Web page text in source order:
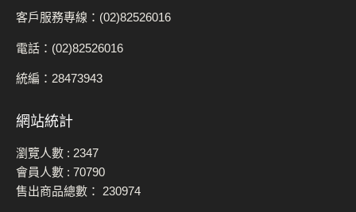
客戶服務專線：(02)82526016
電話：(02)82526016
統編：28473943
網站統計
瀏覽人數 : 2347
會員人數 : 70790
售出商品總數： 230974